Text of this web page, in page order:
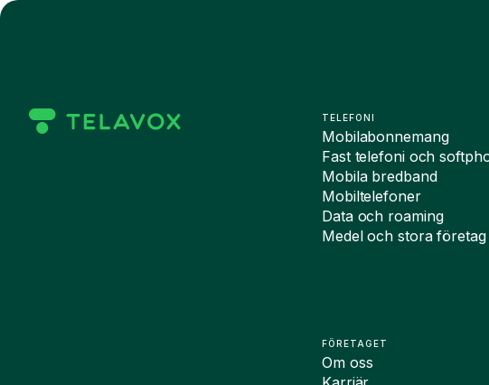
TELEFONI
Mobilabonnemang
Fast telefoni och
Mobila bredband
Mobiltelefoner
Data och roaming
Medel och stora företag
FÖRETAGET
Om oss